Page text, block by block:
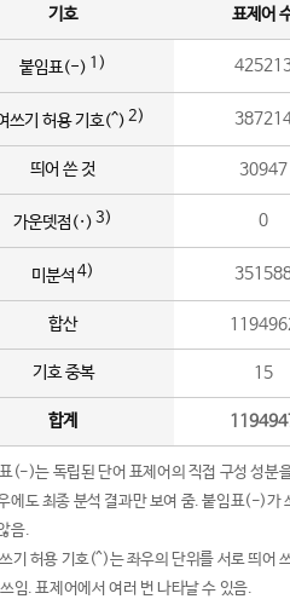
기호 표제어
붙임표(-) 1)
쓰기 허용 기호(^) 2)
띄어 쓴 것 30947
가운뎃점(·) 3) 0
미분석 4)
합산
기호 중복 15
합계
(-)는 독립된 단어 표제어의 직접 구성 성분
에도 최종 분석 결과만 보여 줌. 붙임표(-)가
음.
기 허용 기호(^)는 좌우의 단위를 서로 띄어
임. 표제어에서 여러 번 나타날 수 있음.